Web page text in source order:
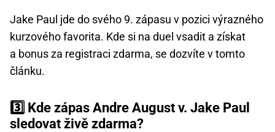
Jake Paul jde do svého 9. zápasu v pozici výrazného
kurzového favorita. Kde si na duel vsadit a získat
a bonus za registraci zdarma, se dozvíte v tomto
článku.
3️⃣ Kde zápas Andre August v. Jake Paul
sledovat živě zdarma?